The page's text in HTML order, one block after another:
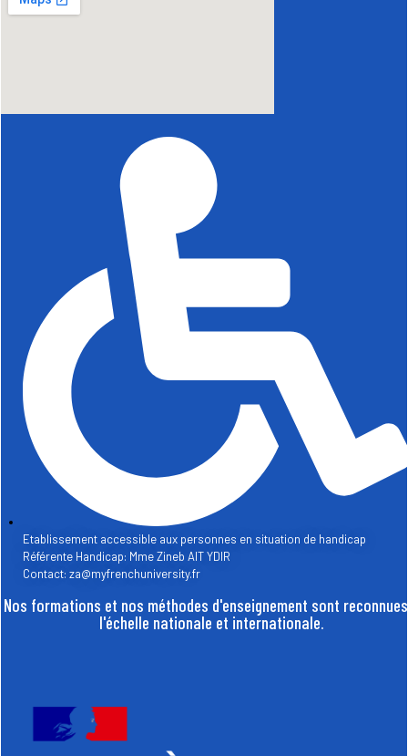
Etablissement accessible aux personnes en situation de handicap
Référente Handicap: Mme Zineb AIT YDIR
Contact: za@myfrenchuniversity.fr
Nos formations et nos méthodes d'enseignement sont
l'échelle nationale et internationale.